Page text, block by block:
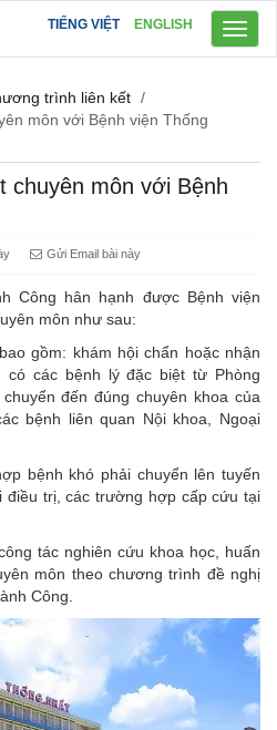
TIẾNG VIỆT ENGLISH
trình liên kết /
môn với Bệnh viện Thống
chuyên môn với Bệnh
Gửi Email bài này
Công hân hạnh được Bệnh viện
môn như sau:
gồm: khám hội chẩn hoặc nhận
có các bệnh lý đặc biệt từ Phòng
đến đúng chuyên khoa của
bệnh liên quan Nội khoa, Ngoại
bệnh khó phải chuyển lên tuyến
điều trị, các trường hợp cấp cứu tại
tác nghiên cứu khoa học, huấn
môn theo chương trình đề nghị
Công.